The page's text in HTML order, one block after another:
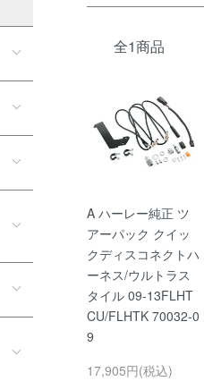
全1商品
A ハーレー純正 ツ
アーパック クイッ
クディスコネクトハ
ーネス/ウルトラス
タイル 09-13FLHT
CU/FLHTK 70032-0
9
17,905円(税込)